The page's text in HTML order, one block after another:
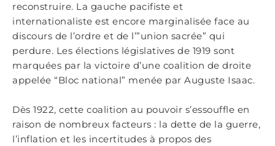
reconstruire. La gauche pacifiste et
internationaliste est encore marginalisée face au
discours de l’ordre et de l’”union sacrée” qui
perdure. Les élections législatives de 1919 sont
marquées par la victoire d’une coalition de droite
appelée “Bloc national” menée par Auguste Isaac.
Dès 1922, cette coalition au pouvoir s’essouffle en
raison de nombreux facteurs : la dette de la guerre,
l’inflation et les incertitudes à propos des